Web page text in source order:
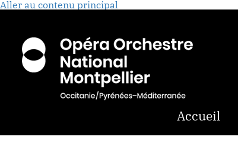
Aller au contenu principal
Accueil